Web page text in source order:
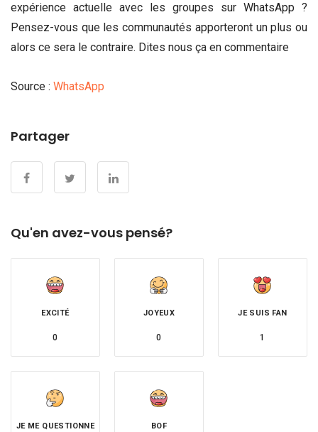
expérience actuelle avec les groupes sur WhatsApp ?
Pensez-vous que les communautés apporteront un plus ou
alors ce sera le contraire. Dites nous ça en commentaire
Source : WhatsApp
Partager
Qu'en avez-vous pensé?
EXCITÉ
0
JOYEUX
0
JE SUIS FAN
1
JE ME QUESTIONNE BOF